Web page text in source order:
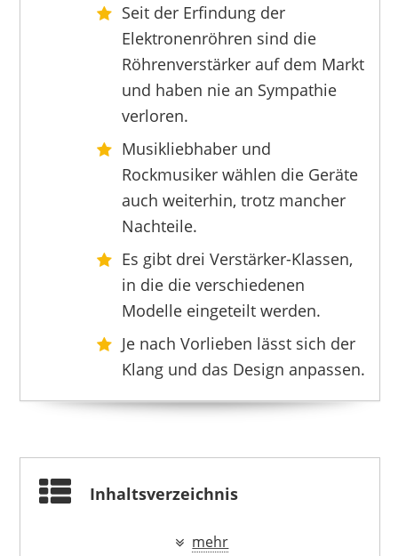
DIFIIFOL
379,00 € 349,00 €*
DIFIIFOL
649,00 €*
Seit der Erfindung der
Elektronenröhren sind die
Röhrenverstärker auf dem Markt
und haben nie an Sympathie
verloren.
Musikliebhaber und
Rockmusiker wählen die Geräte
auch weiterhin, trotz mancher
Nachteile.
Es gibt drei Verstärker-Klassen,
in die die verschiedenen
Modelle eingeteilt werden.
Je nach Vorlieben lässt sich der
Klang und das Design anpassen.
Inhaltsverzeichnis
mehr